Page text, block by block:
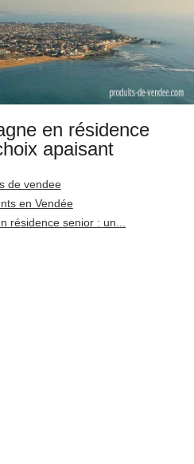
en résidence
apaisant
de vendee
en Vendée
résidence senior : un...